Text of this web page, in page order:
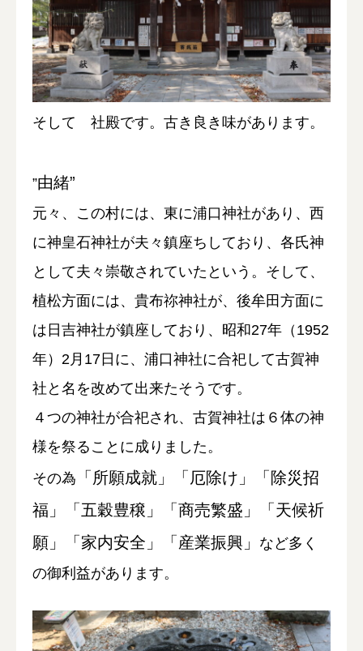
そして 社殿です。古き良き味があります。
”由緒”
元々、この村には、東に浦口神社があり、西
に神皇石神社が夫々鎮座ちしており、各氏神
として夫々崇敬されていたという。そして、
植松方面には、貴布祢神社が、後牟田方面に
は日吉神社が鎮座しており、昭和27年（1952
年）2月17日に、浦口神社に合祀して古賀神
社と名を改めて出来たそうです。
４つの神社が合祀され、古賀神社は６体の神
様を祭ることに成りました。
その為 「所願成就」「厄除け」「除災招
福」「五穀豊穣」「商売繁盛」「天候祈
願」「家内安全」「産業振興」 など多く
の御利益があります。